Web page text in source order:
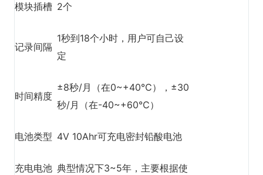
模块插槽 2个
记录间隔
1秒到18个小时，用户可自己设
定
时间精度
±8秒/月（在0~+40℃），±30
秒/月（在-40~+60℃）
电池类型 4V 10Ahr可充电密封铅酸电池
充电电池 典型情况下3~5年，主要根据使